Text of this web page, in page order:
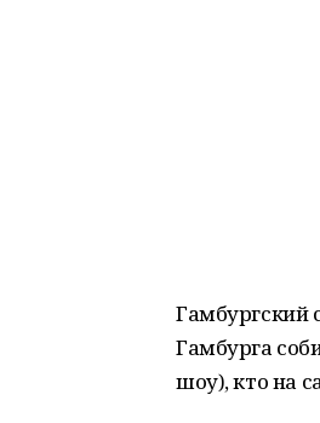
Гамбургский
Гамбурга
шоу), кто на